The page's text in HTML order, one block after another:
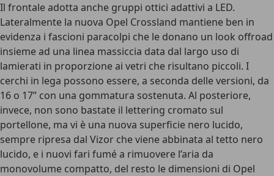
Il frontale adotta anche gruppi ottici adattivi a LED.
Lateralmente la nuova Opel Crossland mantiene ben in
evidenza i fascioni paracolpi che le donano un look offroad
insieme ad una linea massiccia data dal largo uso di
lamierati in proporzione ai vetri che risultano piccoli. I
cerchi in lega possono essere, a seconda delle versioni, da
16 o 17” con una gommatura sostenuta. Al posteriore,
invece, non sono bastate il lettering cromato sul
portellone, ma vi è una nuova superficie nero lucido,
sempre ripresa dal Vizor che viene abbinata al tetto nero
lucido, e i nuovi fari fumé a rimuovere l’aria da
monovolume compatto, del resto le dimensioni di Opel